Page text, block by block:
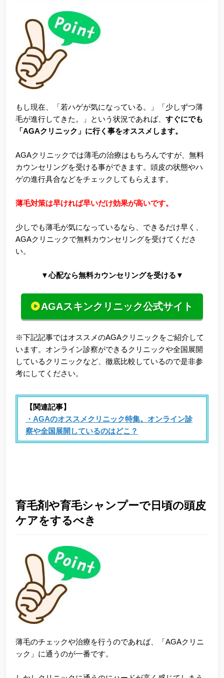
もし現在、「若ハゲが気になっている。」「少しずつ薄
毛が進行してきた。」という状況であれば、 すぐにでも
「AGAクリニック」に行く事をオススメします。
AGAクリニックでは薄毛の治療はもちろんですが、無料
カウンセリングを受ける事ができます。頭皮の状態やハ
ゲの進行具合などをチェックしてもらえます。
薄毛対策は早ければ早いだけ効果が高いです。
少しでも薄毛が気になっているなら、できるだけ早く、
AGAクリニックで無料カウンセリングを受けてくださ
い。
▼心配なら無料カウンセリングを受ける▼
AGAスキンクリニック公式サイト
※下記記事ではオススメのAGAクリニックをご紹介して
います。オンライン診察ができるクリニックや全国展開
しているクリニックなど、徹底比較しているので是非参
考にしてください。
【関連記事】
・AGAのオススメクリニック特集。オンライン診
察や全国展開しているのはどこ？
育毛剤や育毛シャンプーで日頃の頭皮
ケアをするべき
薄毛のチェックや治療を行うのであれば、「AGAクリニ
ック」に通うのが一番です。